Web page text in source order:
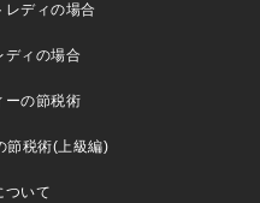
レディの場合
ディの場合
ーの節税術
節税術(上級編)
ついて